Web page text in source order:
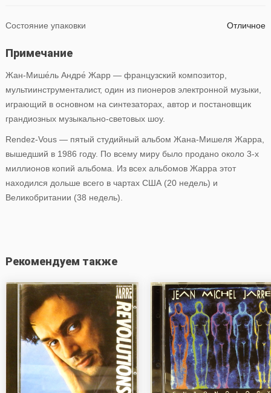
Состояние упаковки Отличное
Примечание
Жан-Мише́ль Андре́ Жарр — французский композитор,
мультиинструменталист, один из пионеров электронной музыки,
играющий в основном на синтезаторах, автор и постановщик
грандиозных музыкально-световых шоу.
Rendez-Vous — пятый студийный альбом Жана-Мишеля Жарра,
вышедший в 1986 году. По всему миру было продано около 3-х
миллионов копий альбома. Из всех альбомов Жарра этот
находился дольше всего в чартах США (20 недель) и
Великобритании (38 недель).
Рекомендуем также